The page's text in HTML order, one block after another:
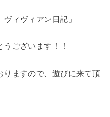
ヴィヴィアン日記」
ございます！！
りますので、遊びに来て頂